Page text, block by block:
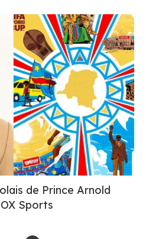
de Prince Arnold
Sports